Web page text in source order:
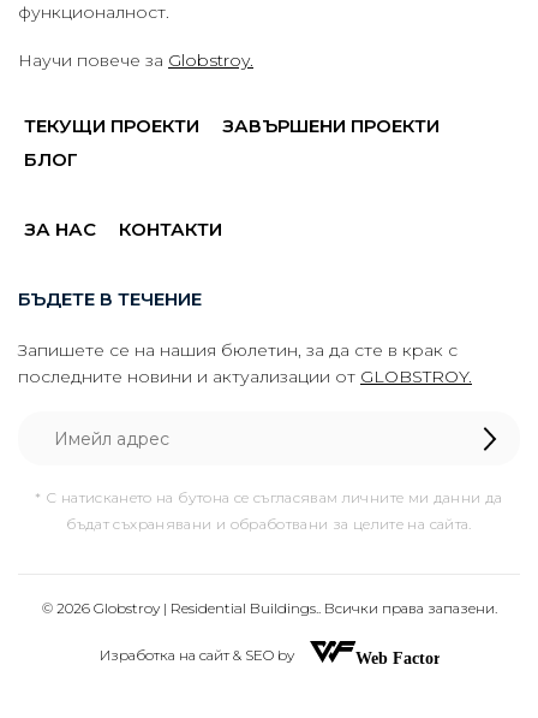
функционалност.
Научи повече за Globstroy.
ТЕКУЩИ ПРОЕКТИ
ЗАВЪРШЕНИ ПРОЕКТИ
БЛОГ
ЗА НАС КОНТАКТИ
БЪДЕТЕ В ТЕЧЕНИЕ
Запишете се на нашия бюлетин, за да сте в крак с
последните новини и актуализации от GLOBSTROY.
* С натискането на бутона се съгласявам личните ми данни да
бъдат съхранявани и обработвани за целите на сайта.
© 2026 Globstroy | Residential Buildings.. Всички права запазени.
Изработка на сайт & SEO by